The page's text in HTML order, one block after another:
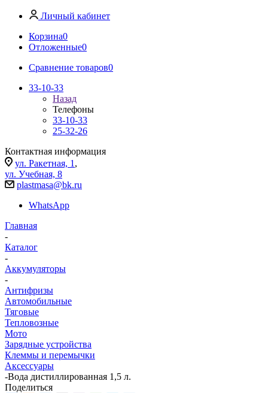
Личный кабинет
Корзина0
Отложенные0
Сравнение товаров0
33-10-33
Назад
Телефоны
33-10-33
25-32-26
Контактная информация
ул. Ракетная, 1 ,
ул. Учебная, 8
plastmasa@bk.ru
WhatsApp
Главная
-
Каталог
-
Аккумуляторы
-
Антифризы
Автомобильные
Тяговые
Тепловозные
Мото
Зарядные устройства
Клеммы и перемычки
Аксессуары
-Вода дистиллированная 1,5 л.
Поделиться